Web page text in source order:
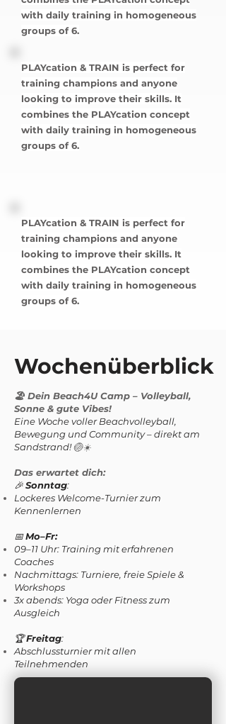
with daily training in homogeneous
groups of 6.
PLAYcation & TRAIN is perfect for
training champions and anyone
looking to improve their skills. It
combines the PLAYcation concept
with daily training in homogeneous
groups of 6.
PLAYcation & TRAIN is perfect for
training champions and anyone
looking to improve their skills. It
combines the PLAYcation concept
with daily training in homogeneous
groups of 6.
Wochenüberblick
🏖️ Dein Beach4U Camp – Volleyball,
Sonne & gute Vibes!
Eine Woche voller Beachvolleyball,
Bewegung und Community – direkt am
Sandstrand!🏐☀️
Das erwartet dich:
🎉Sonntag:
Lockeres Welcome-Turnier zum
Kennenlernen
📅Mo–Fr:
09–11 Uhr: Training mit erfahrenen
Coaches
Nachmittags: Turniere, freie Spiele &
Workshops
3x abends: Yoga oder Fitness zum
Ausgleich
🏆Freitag:
Abschlussturnier mit allen
Teilnehmenden